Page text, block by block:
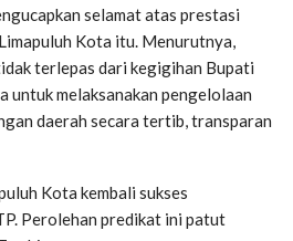
selamat atas prestasi
Kota itu. Menurutnya,
terlepas dari kegigihan Bupati
untuk melaksanakan pengelolaan
daerah secara tertib, transparan
Kota kembali sukses
Perolehan predikat ini patut